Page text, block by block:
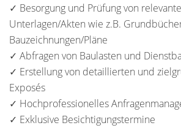
✓ Besorgung und Prüfung von
Unterlagen/Akten wie z.B.
Bauzeichnungen/Pläne
✓ Abfragen von Baulasten und
✓ Erstellung von detaillierten und
Exposés
✓ Hochprofessionelles
✓ Exklusive Besichtigungstermine